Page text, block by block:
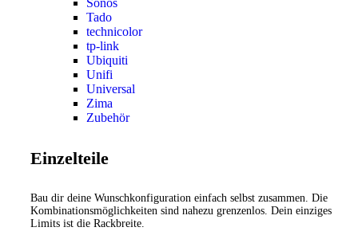
Tado
technicolor
tp-link
Ubiquiti
Unifi
Universal
Zima
Zubehör
Einzelteile
Bau dir deine Wunschkonfiguration einfach selbst zusammen. Die
Kombinationsmöglichkeiten sind nahezu grenzenlos. Dein einziges
Limits ist die Rackbreite.